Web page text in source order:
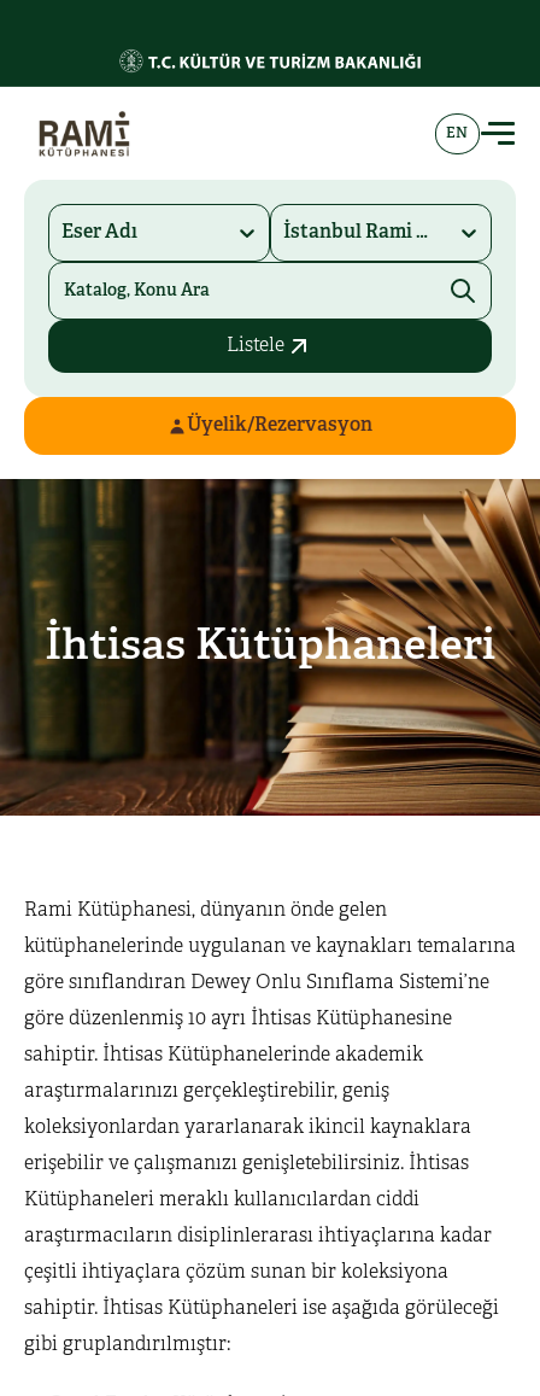
EN
Eser Adı İstanbul Rami Kütüphanesi
Listele
Üyelik/Rezervasyon
İhtisas Kütüphaneleri
Rami Kütüphanesi, dünyanın önde gelen
kütüphanelerinde uygulanan ve kaynakları temalarına
göre sınıflandıran Dewey Onlu Sınıflama Sistemi’ne
göre düzenlenmiş 10 ayrı İhtisas Kütüphanesine
sahiptir. İhtisas Kütüphanelerinde akademik
araştırmalarınızı gerçekleştirebilir, geniş
koleksiyonlardan yararlanarak ikincil kaynaklara
erişebilir ve çalışmanızı genişletebilirsiniz. İhtisas
Kütüphaneleri meraklı kullanıcılardan ciddi
araştırmacıların disiplinlerarası ihtiyaçlarına kadar
çeşitli ihtiyaçlara çözüm sunan bir koleksiyona
sahiptir. İhtisas Kütüphaneleri ise aşağıda görüleceği
gibi gruplandırılmıştır: